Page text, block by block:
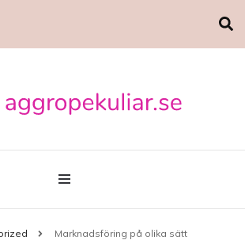
Marknadsföring på olika sätt